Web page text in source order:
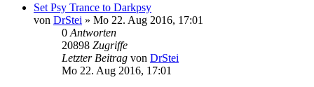
Set Psy Trance to Darkpsy
von DrStei » Mo 22. Aug 2016, 17:01
0 Antworten
20898 Zugriffe
Letzter Beitrag von DrStei
Mo 22. Aug 2016, 17:01